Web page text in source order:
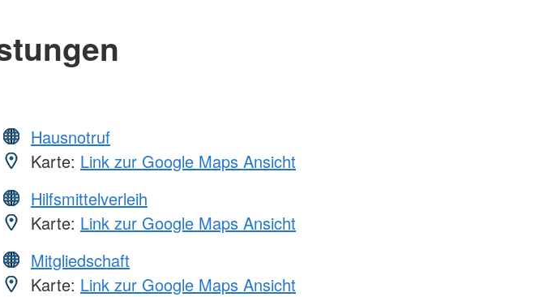
Hausnotruf
Karte: Link zur Google Maps Ansicht
Hilfsmittelverleih
Karte: Link zur Google Maps Ansicht
Mitgliedschaft
Karte: Link zur Google Maps Ansicht